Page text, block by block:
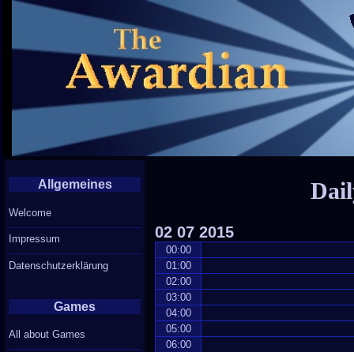
02 07 2015
00:00
01:00
02:00
03:00
04:00
05:00
06:00
Allgemeines
Welcome
Impressum
Datenschutzerklärung
Games
All about Games